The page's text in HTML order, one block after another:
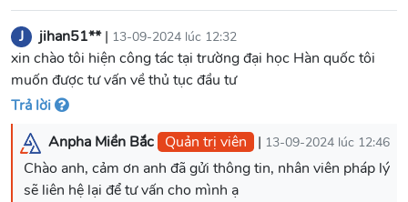
J jihan51**| 13-09-2024 lúc 12:32
xin chào tôi hiện công tác tại trường đại học Hàn quốc tôi
muốn được tư vấn về thủ tục đầu tư
Trả lời
Anpha Miền Bắc Quản trị viên | 13-09-2024 lúc 12:46
Chào anh, cảm ơn anh đã gửi thông tin, nhân viên pháp lý
sẽ liên hệ lại để tư vấn cho mình ạ